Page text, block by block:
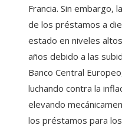
Francia. Sin embargo,
de los préstamos a
estado en niveles
años debido a las
Banco Central
luchando contra la
elevando
los préstamos para